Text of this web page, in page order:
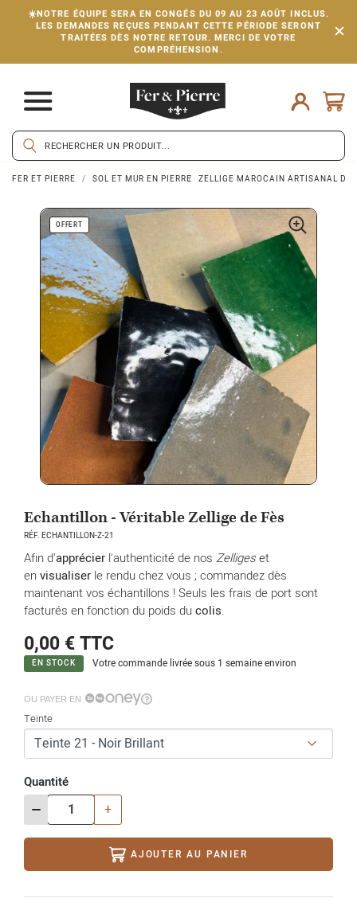
☀️NOTRE ÉQUIPE SERA EN CONGÉS DU 09 AU 23 AOÛT INCLUS.
LES DEMANDES REÇUES PENDANT CETTE PÉRIODE SERONT
TRAITÉES DÈS NOTRE RETOUR. MERCI DE VOTRE
COMPRÉHENSION.
FER ET PIERRE SOL ET MUR EN PIERRE ZELLIGE MAROCAIN ARTISANAL DE
OFFERT
Echantillon - Véritable Zellige de Fès
RÉF. ECHANTILLON-Z-21
Afin d'apprécier l'authenticité de nos Zelligeset
envisualiser le rendu chez vous ; commandez dès
maintenant vos échantillons ! Seuls les frais de port sont
facturés en fonction du poids ducolis.
0,00 €TTC
EN STOCK Votre commande livrée sous 1 semaine environ
OU PAYER EN
Teinte
Quantité
- +
AJOUTER AU PANIER